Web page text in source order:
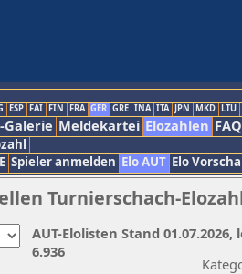
ESP FAI FIN FRA GER GRE INA ITA JPN MKD LTU
Galerie Meldekartei Elozahlen FAQ
Spieler anmelden Elo AUT Elo
Turnierschach-
AUT-Elolisten Stand
6.936